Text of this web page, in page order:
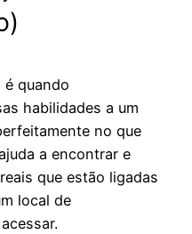
é quando
habilidades a um
no que
a encontrar e
que estão ligadas
local de